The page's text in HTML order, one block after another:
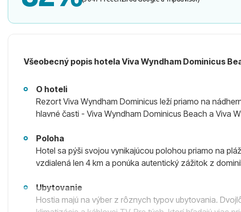
Všeobecný popis hotela Viva Wyndham Dominicus
O hoteli
Rezort Viva Wyndham Dominicus leží priamo na
hlavné časti - Viva Wyndham Dominicus Beach a Viva
Poloha
Hotel sa pýši svojou vynikajúcou polohou priamo na
vzdialená len 4 km a ponúka autentický zážitok z
Ubytovanie
Hostia majú na výber z rôznych typov ubytovania.